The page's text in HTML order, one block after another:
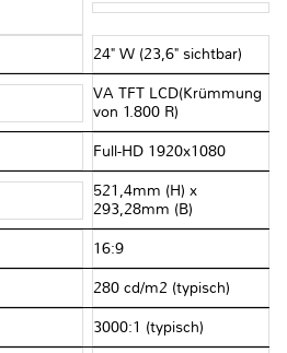
24" W (23,6" sichtbar)
VA TFT LCD(Krümmung
von 1.800 R)
Full-HD 1920x1080
521,4mm (H) x
293,28mm (B)
16:9
280 cd/m2 (typisch)
3000:1 (typisch)